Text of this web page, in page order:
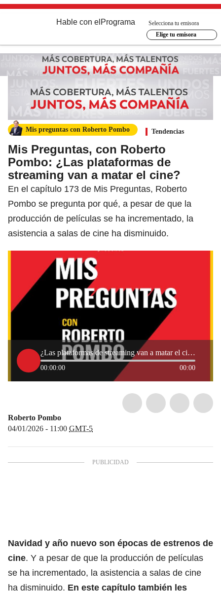
Hable con el Programa
Selecciona tu emisora
Elige tu emisora
Mis preguntas con Roberto Pombo Tendencias
Mis Preguntas, con Roberto
Pombo: ¿Las plataformas de
streaming van a matar el cine?
En el capítulo 173 de Mis Preguntas, Roberto
Pombo se pregunta por qué, a pesar de que la
producción de películas se ha incrementado, la
asistencia a salas de cine ha disminuido.
¿Las plataformas de streaming van a matar el cine?
00:00:00 00:00
Roberto Pombo
04/01/2026 - 11:00 GMT-5
Navidad y año nuevo son épocas de estrenos de
cine. Y a pesar de que la producción de películas
se ha incrementado, la asistencia a salas de cine
ha disminuido. En este capítulo también les